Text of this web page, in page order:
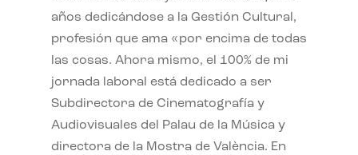
años dedicándose a la Gestión Cultural,
profesión que ama «por encima de todas
las cosas. Ahora mismo, el 100% de mi
jornada laboral está dedicado a ser
Subdirectora de Cinematografía y
Audiovisuales del Palau de la Música y
directora de la Mostra de València. En